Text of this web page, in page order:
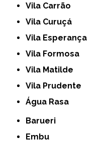
Vila Carrão
Vila Curuçá
Vila Esperança
Vila Formosa
Vila Matilde
Vila Prudente
Água Rasa
Barueri
Embu